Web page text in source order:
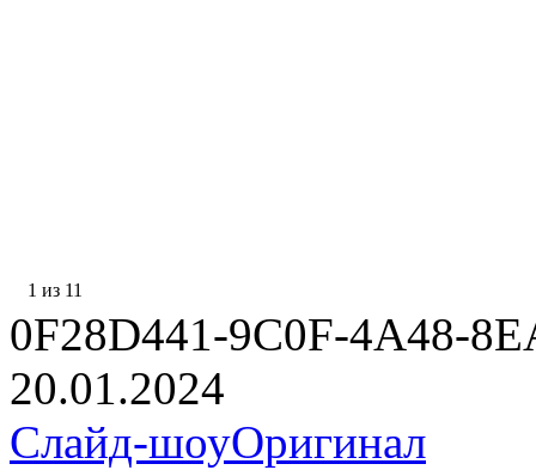
1 из 11
0F28D441-9C0F-4A48-
20.01.2024
Слайд-шоуОригинал